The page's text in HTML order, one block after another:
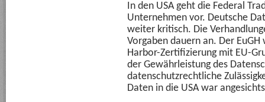
In den USA geht die Federal
Unternehmen vor. Deutsche
weiter kritisch. Die
Vorgaben dauern an. Der
Harbor-Zertifizierung mit EU-
der Gewährleistung des
datenschutzrechtliche
Daten in die USA war